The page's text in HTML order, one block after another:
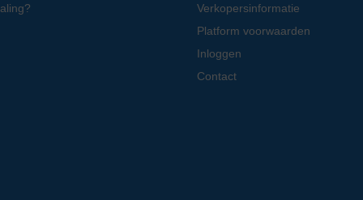
Verkopersinformatie
Platform voorwaarden
Inloggen
Contact